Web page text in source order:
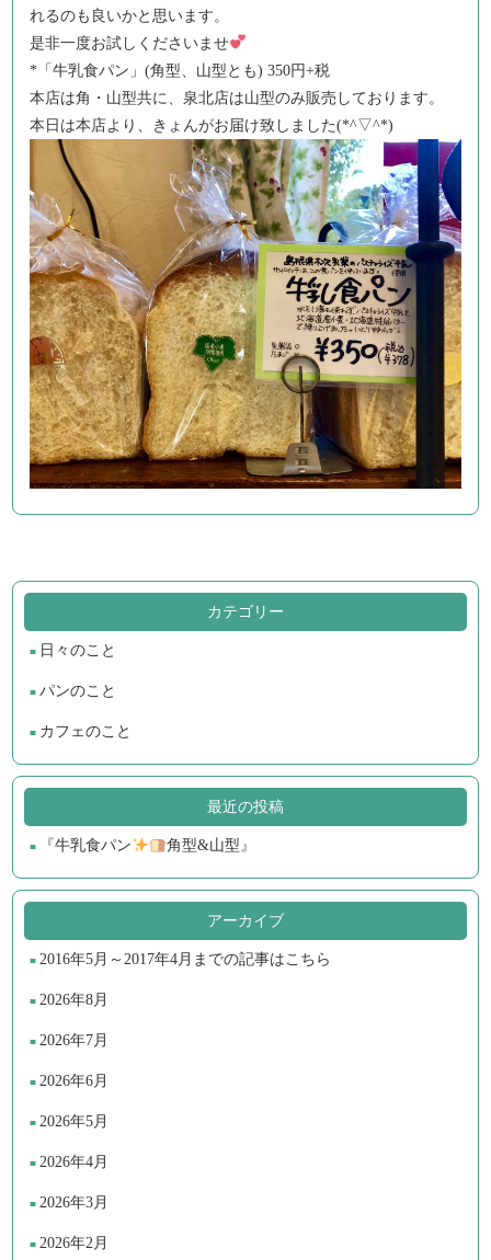
れるのも良いかと思います。
是非一度お試しくださいませ
*「牛乳食パン」(角型、山型とも) 350円+税
本店は角・山型共に、泉北店は山型のみ販売しております。
本日は本店より、きょんがお届け致しました(*^▽^*)
カテゴリー
日々のこと
パンのこと
カフェのこと
最近の投稿
『牛乳食パン 角型&山型』
アーカイブ
2016年5月～2017年4月までの記事はこちら
2026年8月
2026年7月
2026年6月
2026年5月
2026年4月
2026年3月
2026年2月